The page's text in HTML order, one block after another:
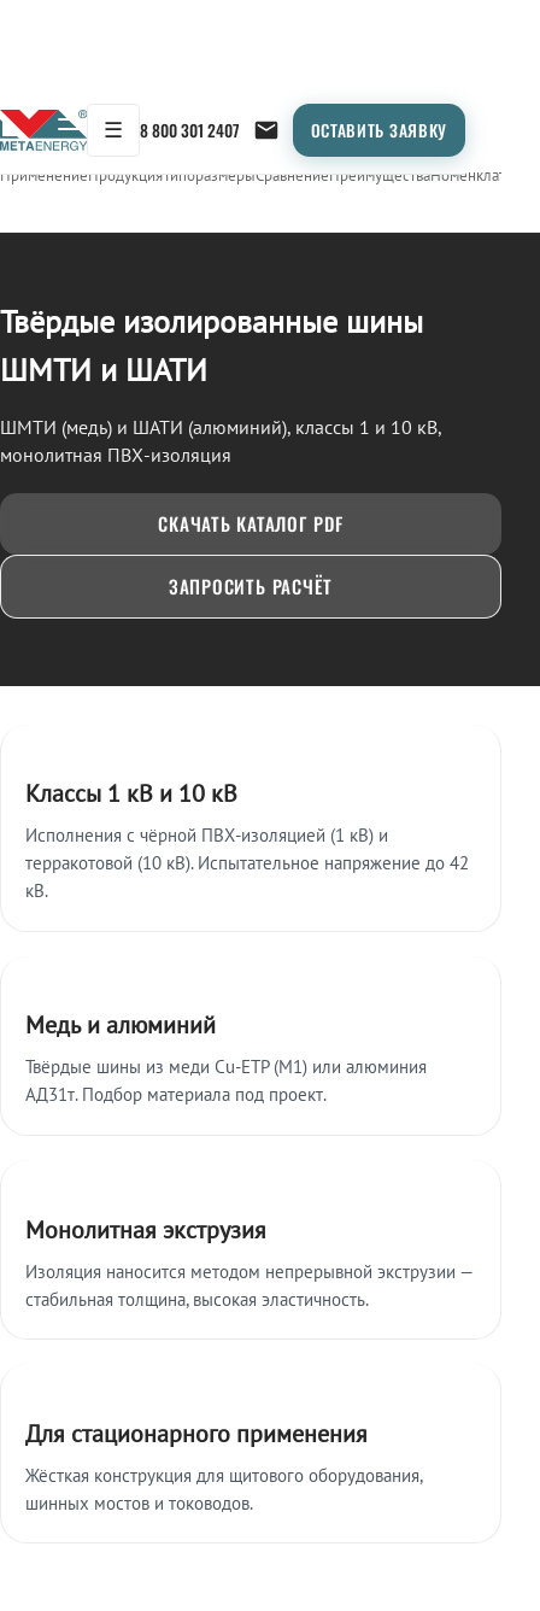
☰ 8 800 301 2407 ОСТАВИТЬ ЗАЯВКУ
← Продукция/СТП (ШМТИ / ШАТИ)
ПрименениеПродукцияТипоразмерыСравнениеПреимуществаНоменклатура
Твёрдые изолированные шины
ШМТИ и ШАТИ
ШМТИ (медь) и ШАТИ (алюминий), классы 1 и 10 кВ,
монолитная ПВХ-изоляция
СКАЧАТЬ КАТАЛОГ PDF
ЗАПРОСИТЬ РАСЧЁТ
Классы 1 кВ и 10 кВ
Исполнения с чёрной ПВХ-изоляцией (1 кВ) и
терракотовой (10 кВ). Испытательное напряжение до 42
кВ.
Медь и алюминий
Твёрдые шины из меди Cu-ETP (M1) или алюминия
АД31т. Подбор материала под проект.
Монолитная экструзия
Изоляция наносится методом непрерывной экструзии —
стабильная толщина, высокая эластичность.
Для стационарного применения
Жёсткая конструкция для щитового оборудования,
шинных мостов и тоководов.